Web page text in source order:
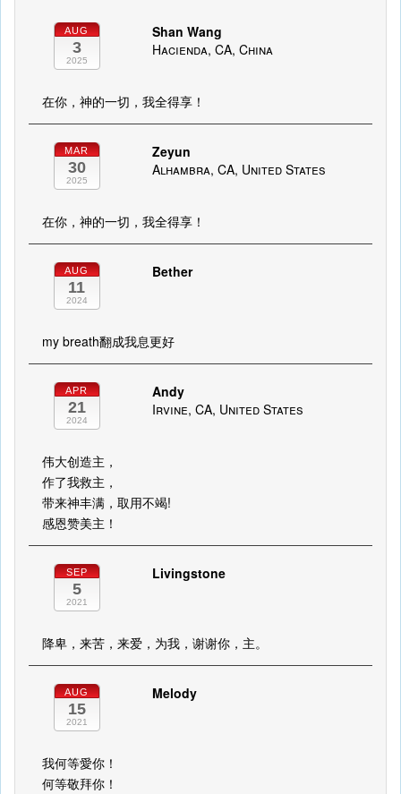
AUG
3
2025
Shan Wang
Hacienda, CA, China
在你，神的一切，我全得享！
MAR
30
2025
Zeyun
Alhambra, CA, United States
在你，神的一切，我全得享！
AUG
11
2024
Bether
my breath翻成我息更好
APR
21
2024
Andy
Irvine, CA, United States
伟大创造主，
作了我救主，
带来神丰满，取用不竭!
感恩赞美主！
SEP
5
2021
Livingstone
降卑，来苦，来爱，为我，谢谢你，主。
AUG
15
2021
Melody
我何等愛你！
何等敬拜你！